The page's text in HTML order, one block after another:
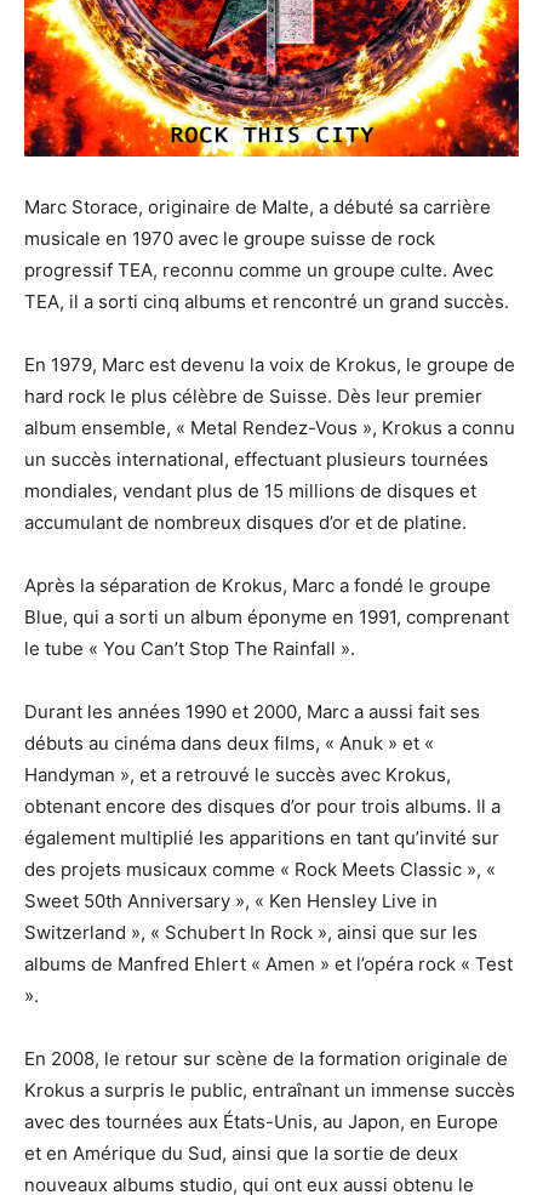
Marc Storace, originaire de Malte, a débuté sa carrière
musicale en 1970 avec le groupe suisse de rock
progressif TEA, reconnu comme un groupe culte. Avec
TEA, il a sorti cinq albums et rencontré un grand succès.
En 1979, Marc est devenu la voix de Krokus, le groupe de
hard rock le plus célèbre de Suisse. Dès leur premier
album ensemble, « Metal Rendez-Vous », Krokus a connu
un succès international, effectuant plusieurs tournées
mondiales, vendant plus de 15 millions de disques et
accumulant de nombreux disques d’or et de platine.
Après la séparation de Krokus, Marc a fondé le groupe
Blue, qui a sorti un album éponyme en 1991, comprenant
le tube « You Can’t Stop The Rainfall ».
Durant les années 1990 et 2000, Marc a aussi fait ses
débuts au cinéma dans deux films, « Anuk » et «
Handyman », et a retrouvé le succès avec Krokus,
obtenant encore des disques d’or pour trois albums. Il a
également multiplié les apparitions en tant qu’invité sur
des projets musicaux comme « Rock Meets Classic », «
Sweet 50th Anniversary », « Ken Hensley Live in
Switzerland », « Schubert In Rock », ainsi que sur les
albums de Manfred Ehlert « Amen » et l’opéra rock « Test
».
En 2008, le retour sur scène de la formation originale de
Krokus a surpris le public, entraînant un immense succès
avec des tournées aux États-Unis, au Japon, en Europe
et en Amérique du Sud, ainsi que la sortie de deux
nouveaux albums studio, qui ont eux aussi obtenu le